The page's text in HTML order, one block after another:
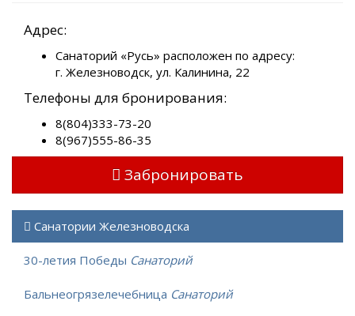
Адрес:
Санаторий «Русь» расположен по адресу:
г. Железноводск, ул. Калинина, 22
Телефоны для бронирования:
8(804)333-73-20
8(967)555-86-35
Забронировать
Санатории Железноводска
30-летия Победы Санаторий
Бальнеогрязелечебница Санаторий